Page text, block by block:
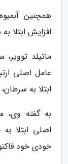
افزایش ابتلا
ماتیلد
عامل اصلی
ابتلا به
به گفته وی،
اصلی ابتلا
خودی خود